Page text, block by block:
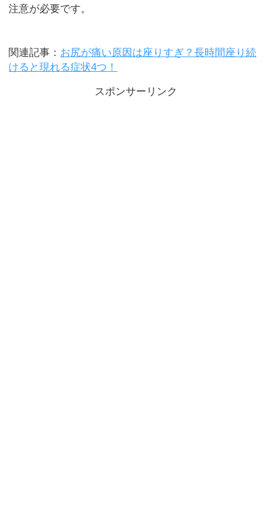
注意が必要です。
関連記事： お尻が痛い原因は座りすぎ？長時間座り続
けると現れる症状4つ！
スポンサーリンク